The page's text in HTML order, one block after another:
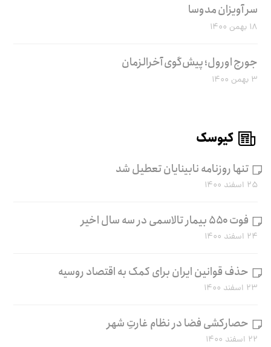
سر آویزان مدوسا
۱۸ بهمن ۱۴۰۰
جورج اورول؛ پیش‌گوی آخرالزمان
۳ بهمن ۱۴۰۰
کیوسک
تنها روزنامه نابینایان تعطیل شد
۲۵ اسفند ۱۴۰۰
فوت ۵۵۰ بیمار تالاسمی در سه سال اخیر
۲۴ اسفند ۱۴۰۰
حذف قوانین ایران برای کمک به اقتصاد روسیه
۲۳ اسفند ۱۴۰۰
حصارکشی فضا در نظام غارتِ شهر
۲۲ اسفند ۱۴۰۰